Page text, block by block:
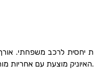
האיוניק מוצעת עם אחריות מורחבת של חמש שנים או 100,000 ק”מ ולמערכת ההיברידית אחריות של 7 שנים או 150,000 ק”מ.